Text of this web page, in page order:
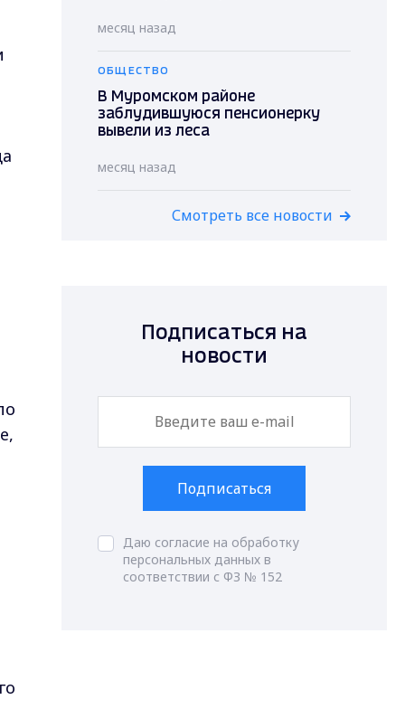
месяц назад
ОБЩЕСТВО
В Муромском районе
заблудившуюся пенсионерку
вывели из леса
месяц назад
Смотреть все новости
Подписаться на
новости
Подписаться
Даю согласие на обработку
персональных данных в
соответствии с ФЗ № 152